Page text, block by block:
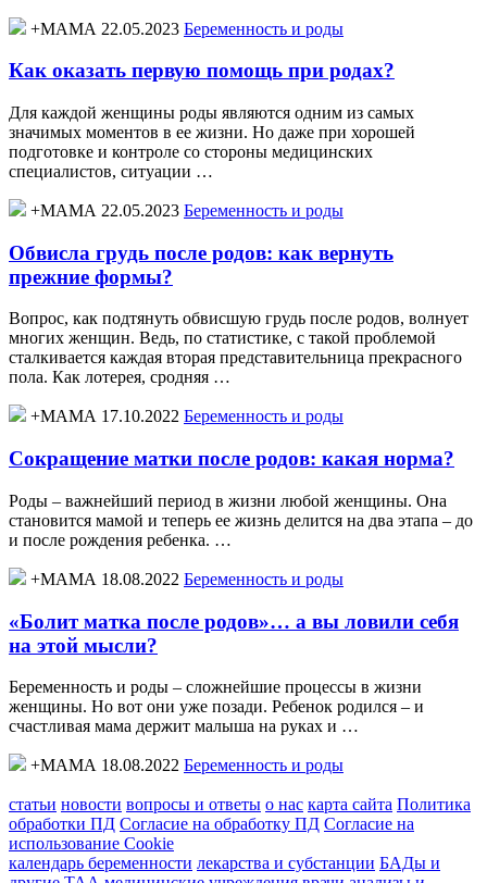
+МАМА 22.05.2023 Беременность и роды
Как оказать первую помощь при родах?
Для каждой женщины роды являются одним из самых
значимых моментов в ее жизни. Но даже при хорошей
подготовке и контроле со стороны медицинских
специалистов, ситуации …
+МАМА 22.05.2023 Беременность и роды
Обвисла грудь после родов: как вернуть
прежние формы?
Вопрос, как подтянуть обвисшую грудь после родов, волнует
многих женщин. Ведь, по статистике, с такой проблемой
сталкивается каждая вторая представительница прекрасного
пола. Как лотерея, сродняя …
+МАМА 17.10.2022 Беременность и роды
Сокращение матки после родов: какая норма?
Роды – важнейший период в жизни любой женщины. Она
становится мамой и теперь ее жизнь делится на два этапа – до
и после рождения ребенка. …
+МАМА 18.08.2022 Беременность и роды
«Болит матка после родов»… а вы ловили себя
на этой мысли?
Беременность и роды – сложнейшие процессы в жизни
женщины. Но вот они уже позади. Ребенок родился – и
счастливая мама держит малыша на руках и …
+МАМА 18.08.2022 Беременность и роды
статьи новости вопросы и ответы о нас карта сайта Политика
обработки ПД Согласие на обработку ПД Согласие на
использование Cookie
календарь беременности лекарства и субстанции БАДы и